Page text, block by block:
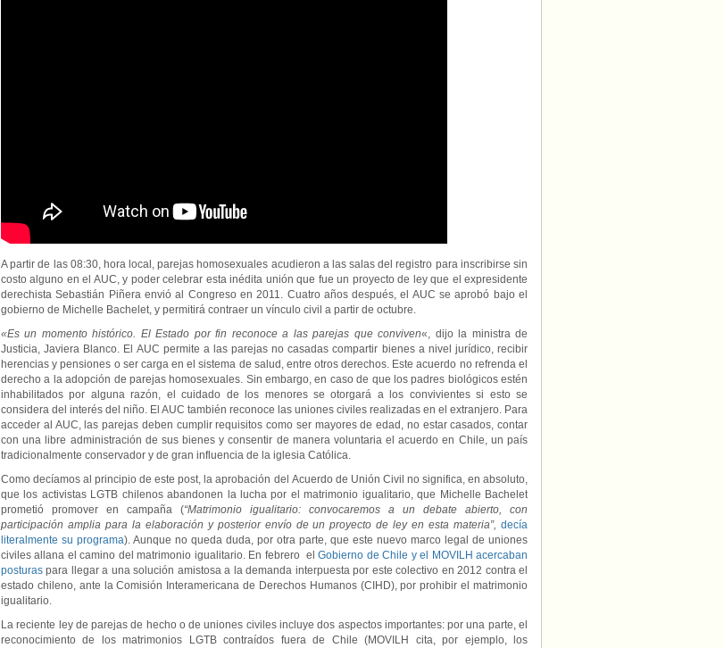
A partir de las 08:30, hora local, parejas homosexuales acudieron a las salas del registro para inscribirse sin
costo alguno en el AUC, y poder celebrar esta inédita unión que fue un proyecto de ley que el expresidente
derechista Sebastián Piñera envió al Congreso en 2011. Cuatro años después, el AUC se aprobó bajo el
gobierno de Michelle Bachelet, y permitirá contraer un vínculo civil a partir de octubre.
«Es un momento histórico. El Estado por fin reconoce a las parejas que conviven«, dijo la ministra de
Justicia, Javiera Blanco. El AUC permite a las parejas no casadas compartir bienes a nivel jurídico, recibir
herencias y pensiones o ser carga en el sistema de salud, entre otros derechos. Este acuerdo no refrenda el
derecho a la adopción de parejas homosexuales. Sin embargo, en caso de que los padres biológicos estén
inhabilitados por alguna razón, el cuidado de los menores se otorgará a los convivientes si esto se
considera del interés del niño. El AUC también reconoce las uniones civiles realizadas en el extranjero. Para
acceder al AUC, las parejas deben cumplir requisitos como ser mayores de edad, no estar casados, contar
con una libre administración de sus bienes y consentir de manera voluntaria el acuerdo en Chile, un país
tradicionalmente conservador y de gran influencia de la iglesia Católica.
Como decíamos al principio de este post, la aprobación del Acuerdo de Unión Civil no significa, en absoluto,
que los activistas LGTB chilenos abandonen la lucha por el matrimonio igualitario, que Michelle Bachelet
prometió promover en campaña (“Matrimonio igualitario: convocaremos a un debate abierto, con
participación amplia para la elaboración y posterior envío de un proyecto de ley en esta materia”, decía
literalmente su programa). Aunque no queda duda, por otra parte, que este nuevo marco legal de uniones
civiles allana el camino del matrimonio igualitario. En febrero elGobierno de Chile y el MOVILH acercaban
posturas para llegar a una solución amistosa a la demanda interpuesta por este colectivo en 2012 contra el
estado chileno, ante la Comisión Interamericana de Derechos Humanos (CIHD), por prohibir el matrimonio
igualitario.
La reciente ley de parejas de hecho o de uniones civiles incluye dos aspectos importantes: por una parte, el
reconocimiento de los matrimonios LGTB contraídos fuera de Chile (MOVILH cita, por ejemplo, los